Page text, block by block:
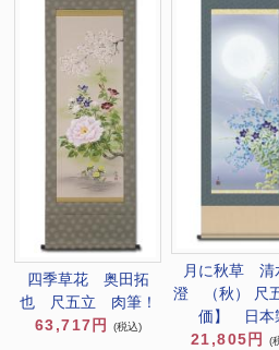
四季草花 奥田拓
也 尺五立 肉筆！
63,717円
(税込)
月に秋草 清
澄 （秋） 尺
価】 日本
21,805円
(